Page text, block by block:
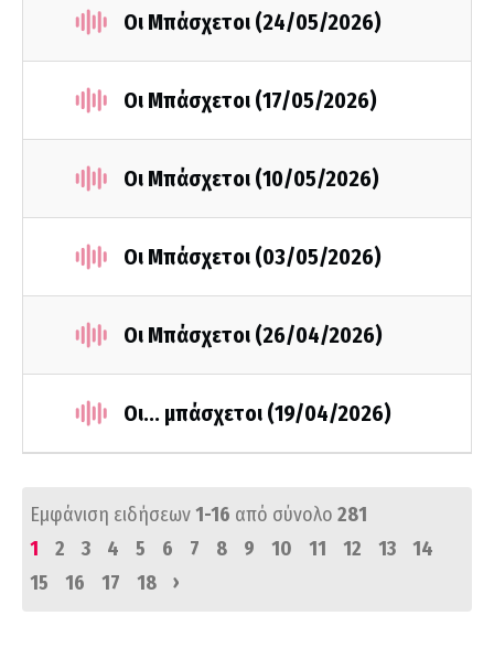
Οι Μπάσχετοι (24/05/2026)
Οι Μπάσχετοι (17/05/2026)
Οι Μπάσχετοι (10/05/2026)
Οι Μπάσχετοι (03/05/2026)
Οι Μπάσχετοι (26/04/2026)
Οι... μπάσχετοι (19/04/2026)
Εμφάνιση ειδήσεων1-16 από σύνολο 281
1
2 3 4 5 6 7 8 9 10 11 12 13
14
15
16 17 18 ›